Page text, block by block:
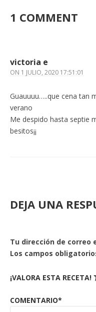
1 COMMENT
victoria e
ON 1 JULIO, 2020 17:51:01
Guauuuu…..que cena tan
verano
Me despido hasta septie
besitos¡¡
DEJA UNA
Tu dirección de correo
Los campos
¡VALORA ESTA RECETA!
COMENTARIO*